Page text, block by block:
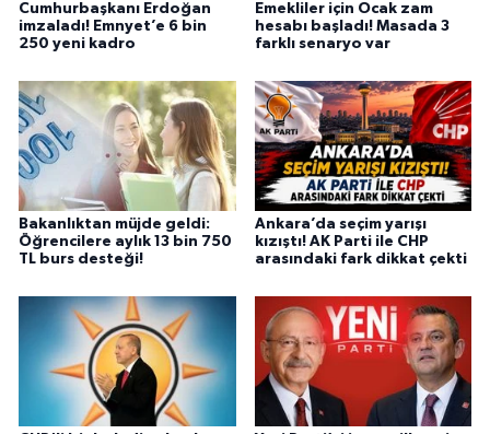
Cumhurbaşkanı Erdoğan
imzaladı! Emnyet’e 6 bin
250 yeni kadro
Emekliler için Ocak zam
hesabı başladı! Masada 3
farklı senaryo var
Bakanlıktan müjde geldi:
Öğrencilere aylık 13 bin 750
TL burs desteği!
Ankara’da seçim yarışı
kızıştı! AK Parti ile CHP
arasındaki fark dikkat çekti